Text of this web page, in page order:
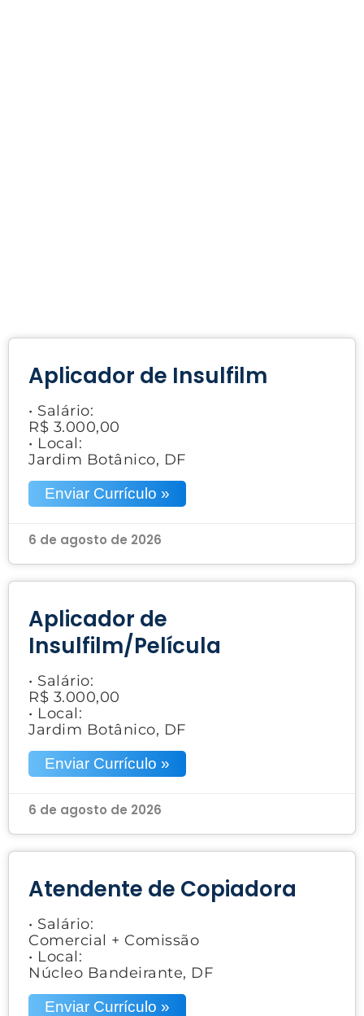
Aplicador de Insulfilm
• Salário:
R$ 3.000,00
• Local:
Jardim Botânico, DF
Enviar Currículo »
6 de agosto de 2026
Aplicador de
Insulfilm/Película
• Salário:
R$ 3.000,00
• Local:
Jardim Botânico, DF
Enviar Currículo »
6 de agosto de 2026
Atendente de Copiadora
• Salário:
Comercial + Comissão
• Local:
Núcleo Bandeirante, DF
Enviar Currículo »